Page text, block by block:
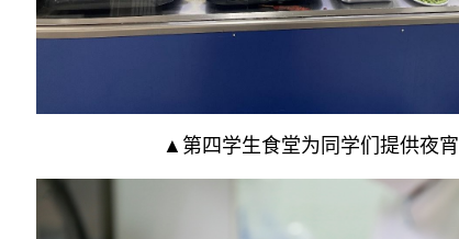
▲第四学生食堂为同学们提供夜宵